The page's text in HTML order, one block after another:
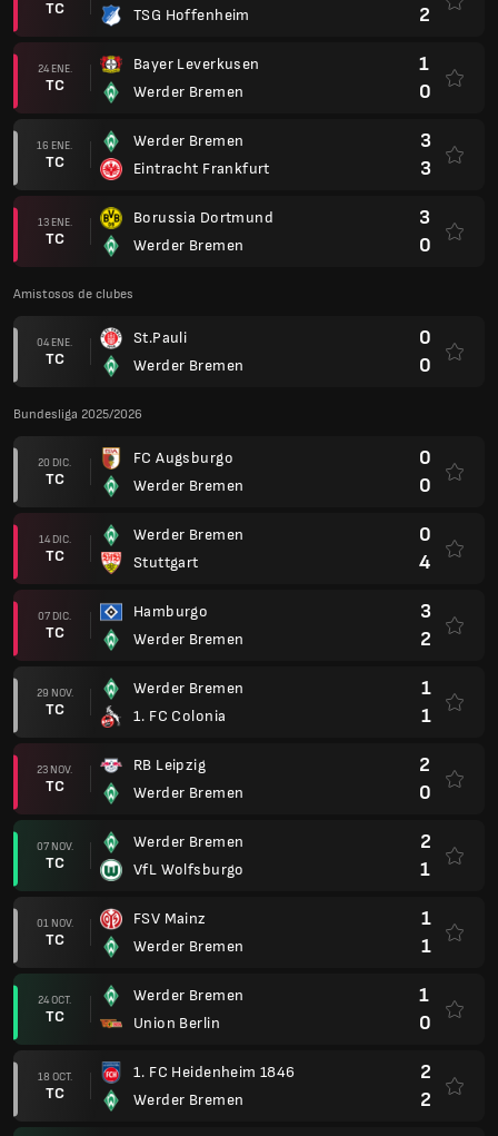
TC
TSG Hoffenheim
2
24 ENE.
TC
Bayer Leverkusen
Werder Bremen
1
0
16 ENE.
TC
Werder Bremen
Eintracht Frankfurt
3
3
13 ENE.
TC
Borussia Dortmund
Werder Bremen
3
0
Amistosos de clubes
04 ENE.
TC
St.Pauli
Werder Bremen
0
0
Bundesliga 2025/2026
20 DIC.
TC
FC Augsburgo
Werder Bremen
0
0
14 DIC.
TC
Werder Bremen
Stuttgart
0
4
07 DIC.
TC
Hamburgo
Werder Bremen
3
2
29 NOV.
TC
Werder Bremen
1. FC Colonia
1
1
23 NOV.
TC
RB Leipzig
Werder Bremen
2
0
07 NOV.
TC
Werder Bremen
VfL Wolfsburgo
2
1
01 NOV.
TC
FSV Mainz
Werder Bremen
1
1
24 OCT.
TC
Werder Bremen
Union Berlin
1
0
18 OCT.
TC
1. FC Heidenheim 1846
Werder Bremen
2
2